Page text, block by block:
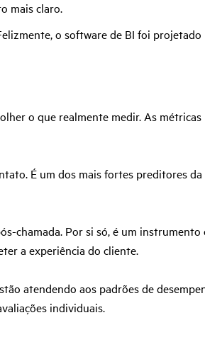
mais claro.
o software de BI foi
o que realmente medir. As
É um dos mais fortes preditores
chamada. Por si só, é um
a experiência do cliente.
atendendo aos padrões de
individuais.